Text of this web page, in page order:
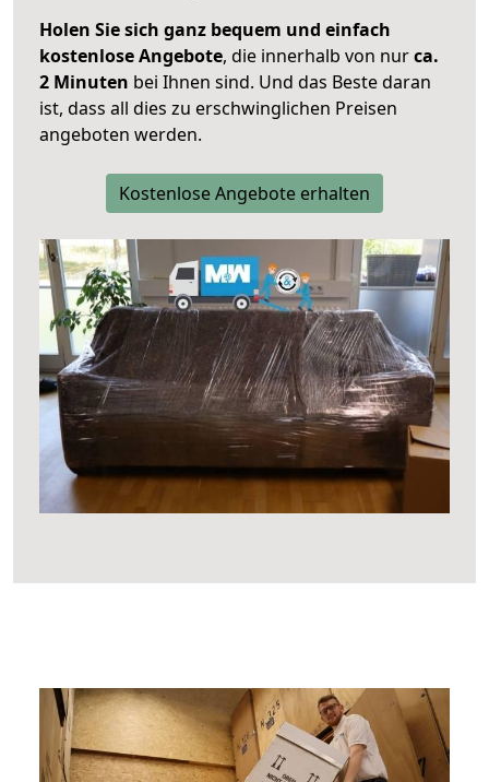
Holen Sie sich ganz bequem und einfach
kostenlose Angebote, die innerhalb von nurca.
2 Minuten bei Ihnen sind. Und das Beste daran
ist, dass all dies zu erschwinglichen Preisen
angeboten werden.
Kostenlose Angebote erhalten